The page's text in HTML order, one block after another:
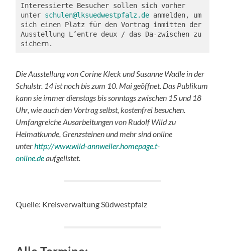
Interessierte Besucher sollen sich vorher
unter schulen@lksuedwestpfalz.de anmelden, um
sich einen Platz für den Vortrag inmitten der
Ausstellung L’entre deux / das Da-zwischen zu
sichern.
Die Ausstellung von Corine Kleck und Susanne Wadle in der
Schulstr. 14 ist noch bis zum 10. Mai geöffnet. Das Publikum
kann sie immer dienstags bis sonntags zwischen 15 und 18
Uhr, wie auch den Vortrag selbst, kostenfrei besuchen.
Umfangreiche Ausarbeitungen von Rudolf Wild zu
Heimatkunde, Grenzsteinen und mehr sind online
unterhttp://www.wild-annweiler.homepage.t-
online.deaufgelistet.
Quelle: Kreisverwaltung Südwestpfalz